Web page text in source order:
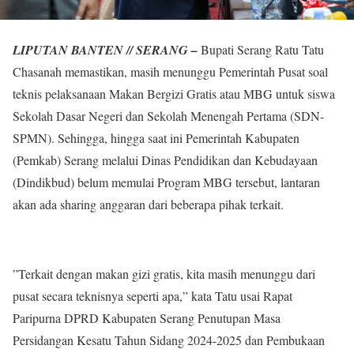
LIPUTAN BANTEN // SERANG –Bupati Serang Ratu Tatu
Chasanah memastikan, masih menunggu Pemerintah Pusat soal
teknis pelaksanaan Makan Bergizi Gratis atau MBG untuk siswa
Sekolah Dasar Negeri dan Sekolah Menengah Pertama (SDN-
SPMN). Sehingga, hingga saat ini Pemerintah Kabupaten
(Pemkab) Serang melalui Dinas Pendidikan dan Kebudayaan
(Dindikbud) belum memulai Program MBG tersebut, lantaran
akan ada sharing anggaran dari beberapa pihak terkait.
”Terkait dengan makan gizi gratis, kita masih menunggu dari
pusat secara teknisnya seperti apa,” kata Tatu usai Rapat
Paripurna DPRD Kabupaten Serang Penutupan Masa
Persidangan Kesatu Tahun Sidang 2024-2025 dan Pembukaan